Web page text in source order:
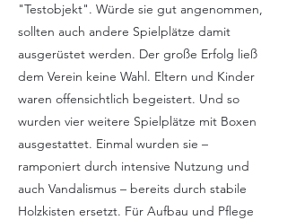
"Testobjekt". Würde sie gut angenommen,
sollten auch andere Spielplätze damit
ausgerüstet werden. Der große Erfolg ließ
dem Verein keine Wahl. Eltern und Kinder
waren offensichtlich begeistert. Und so
wurden vier weitere Spielplätze mit Boxen
ausgestattet. Einmal wurden sie –
ramponiert durch intensive Nutzung und
auch Vandalismus – bereits durch stabile
Holzkisten ersetzt. Für Aufbau und Pflege